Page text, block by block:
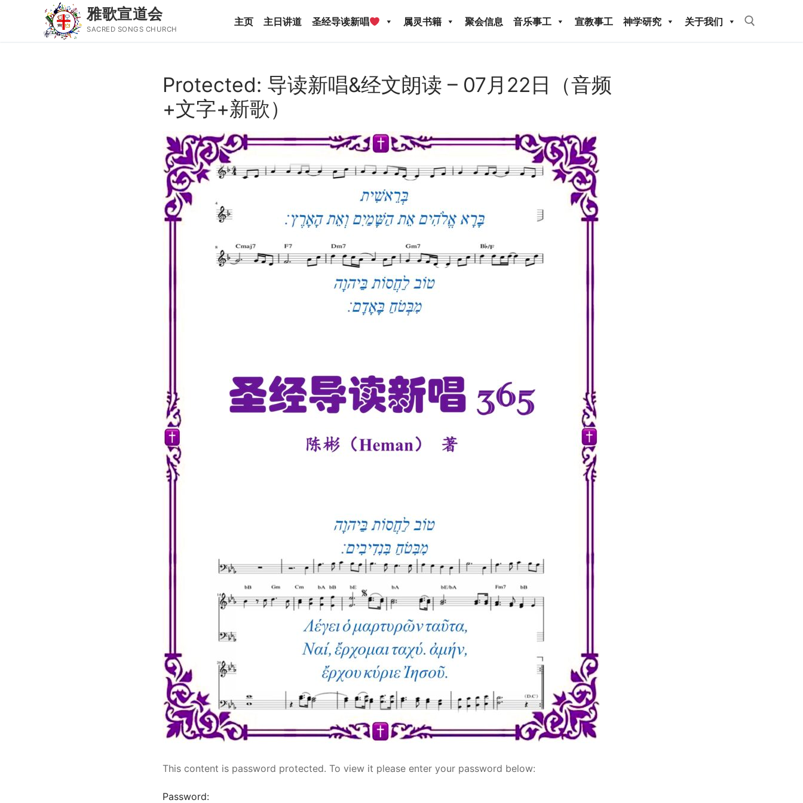
雅歌宣道会
SACRED SONGS CHURCH
主页 主日讲道 圣经导读新唱 属灵书籍 聚会信息 音乐事工 宣教事工 神学研究 关于我们
Search
for:
主页 主日讲道 属灵书籍 聚会信息 宣教事工 神学研究
关于我们
Protected: 导读新唱&经文朗读 – 07月22日（音频
+文字+新歌）
This content is password protected. To view it please enter your password below:
Password: